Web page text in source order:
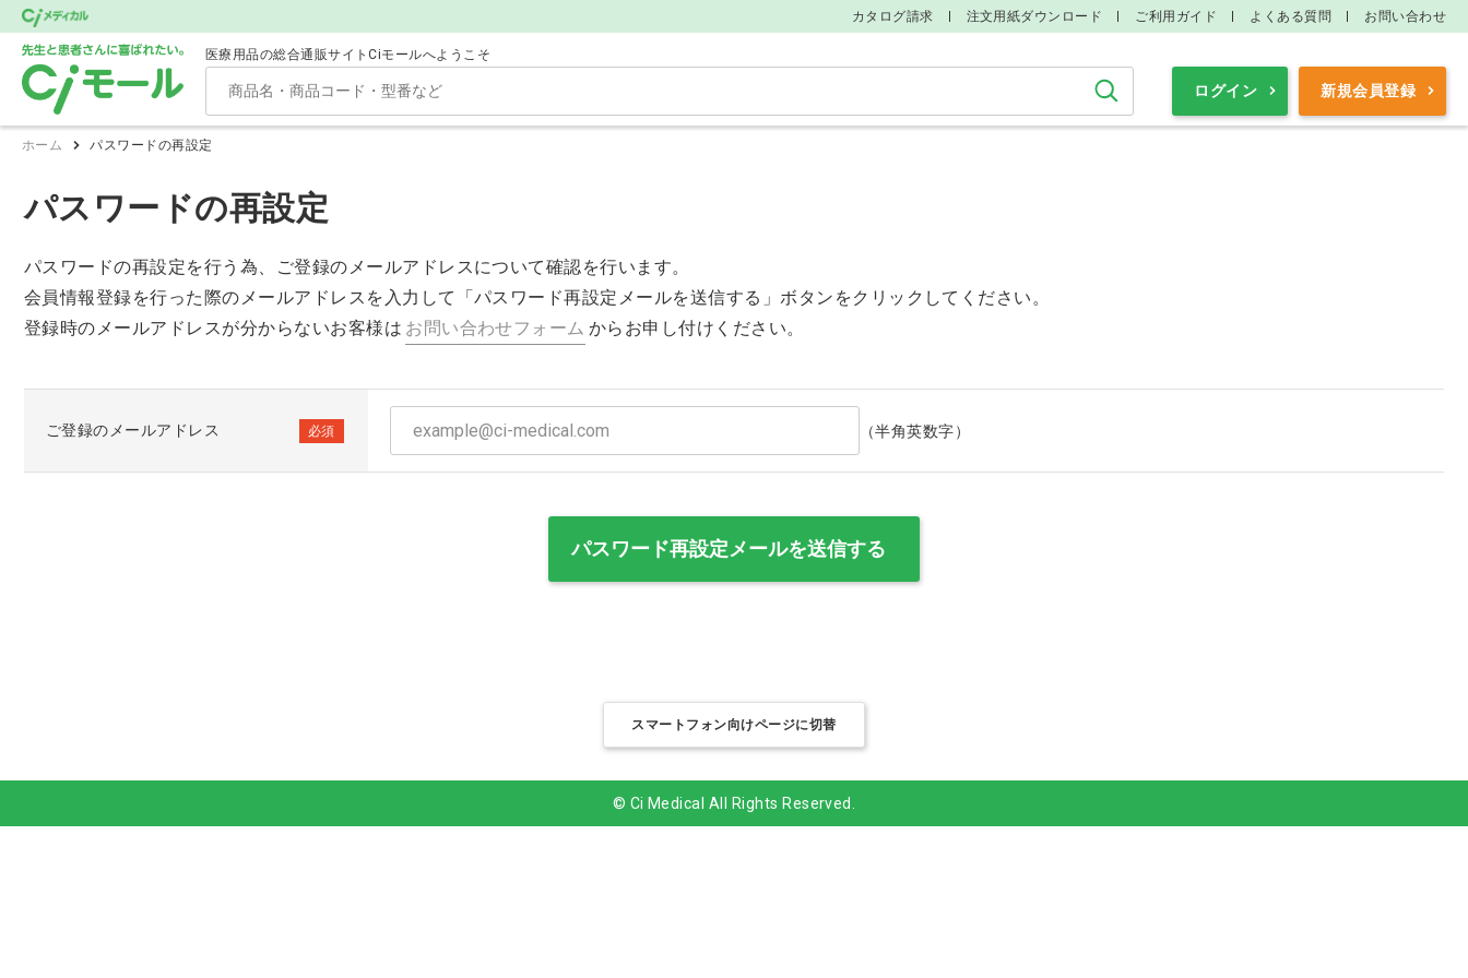
カタログ請求 注文用紙ダウンロード ご利用ガイド よくある質問 お問い合わせ
医療用品の総合通販サイトCiモールへようこそ
検索 ログイン 新規会員登録
ホーム パスワードの再設定
パスワードの再設定
パスワードの再設定を行う為、ご登録のメールアドレスについて確認を行います。
会員情報登録を行った際のメールアドレスを入力して「パスワード再設定メールを送信する」ボタンをクリックしてください。
登録時のメールアドレスが分からないお客様は お問い合わせフォーム からお申し付けください。
ご登録のメールアドレス 必須 （半角英数字）
スマートフォン向けページに切替
© Ci Medical All Rights Reserved.